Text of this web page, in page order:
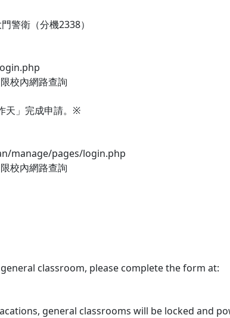
警衛（分機2338）
校內網路查詢
天」完成申請。※
manage/pages/login.php
校內網路查詢
classroom, please complete the form at:
general classrooms will be locked and